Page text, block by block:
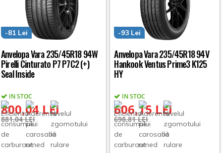
Anvelopa Vara 235/45R18 94W
Pirelli Cinturato P7 P7C2 (+)
Seal Inside
IN STOC
800,04 LEI
-81 Lei
881,04 LEI
Anvelopa Vara 235/45R18 94V
Hankook Ventus Prime3 K125
HY
IN STOC
606,15 LEI
-93 Lei
698,81 LEI